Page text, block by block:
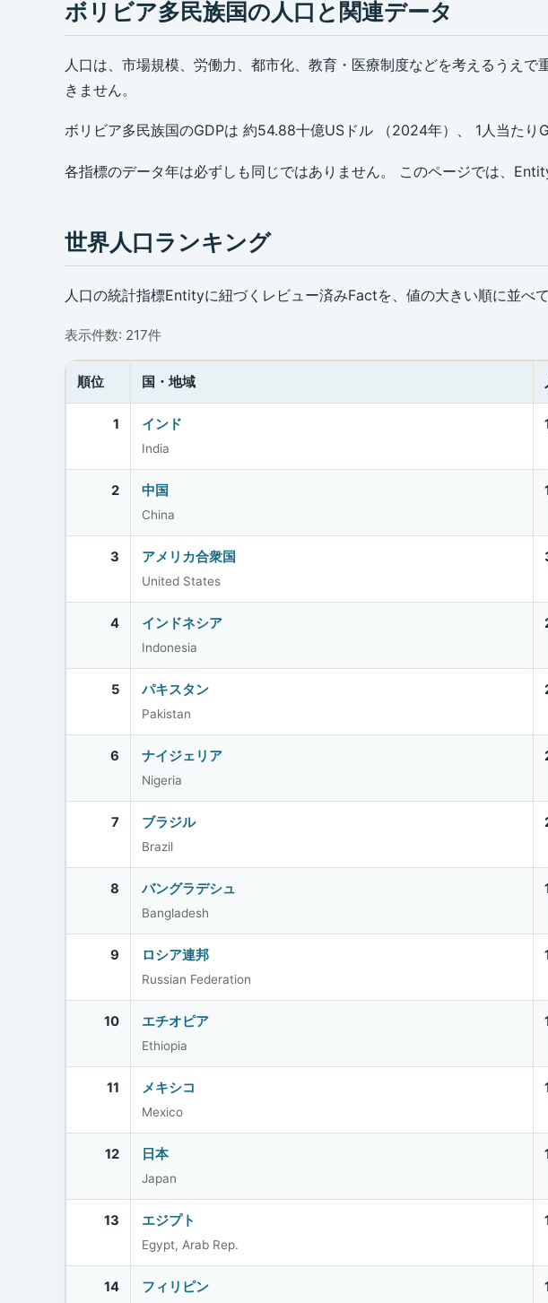
ボリビア多民族国の人口と関連データ
人口は、市場規模、労働力、都市化、教育・医療制度などを考えるうえ
きません。
ボリビア多民族国のGDPは 約54.88十億USドル （2024年）、 1人当た
各指標のデータ年は必ずしも同じではありません。 このページでは、
世界人口ランキング
人口の統計指標Entityに紐づくレビュー済みFactを、値の大きい順に並べ
表示件数: 217件
順位 国・地域
1 インド
India
2 中国
China
3 アメリカ合衆国
United States
4 インドネシア
Indonesia
5 パキスタン
Pakistan
6 ナイジェリア
Nigeria
7 ブラジル
Brazil
8 バングラデシュ
Bangladesh
9 ロシア連邦
Russian Federation
10 エチオピア
Ethiopia
11 メキシコ
Mexico
12 日本
Japan
13 エジプト
Egypt, Arab Rep.
14 フィリピン